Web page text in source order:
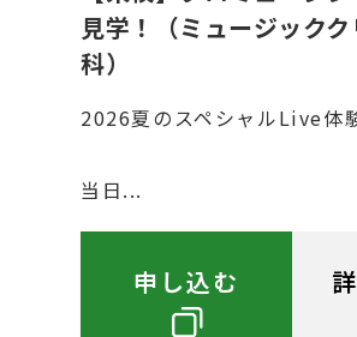
見学！（ミュージック
科）
2026夏のスペシャルLive体
当日...
申し込む